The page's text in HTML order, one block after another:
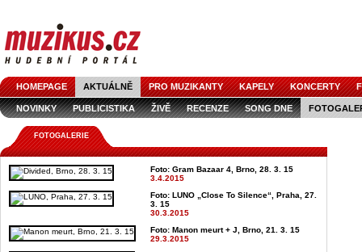
HOMEPAGE AKTUÁLNĚ PRO MUZIKANTY KAPELY KONCERTY
NOVINKY PUBLICISTIKA ŽIVĚ RECENZE SONG DNE
FOTOGALERIE
Foto: Gram Bazaar 4, Brno, 28. 3. 15
3.4.2015
Foto: LUNO „Close To Silence“, Praha, 27.
3. 15
30.3.2015
Foto: Manon meurt + J, Brno, 21. 3. 15
29.3.2015